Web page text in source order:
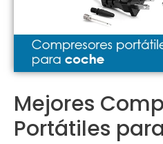
Mejores
Portátiles